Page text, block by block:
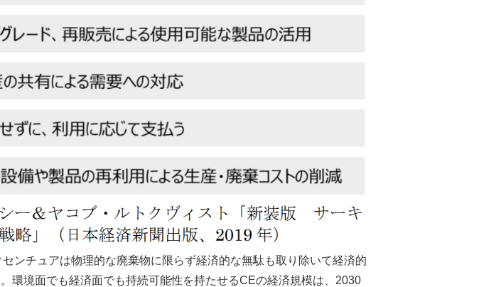
ンチュアは物理的な廃棄物に限らず経済的な無駄も取り除いて経済的
。環境面でも経済面でも持続可能性を持たせるCEの経済規模は、2030